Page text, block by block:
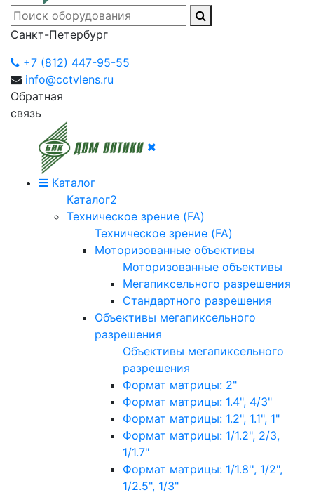
Санкт-Петербург
+7 (812) 447-95-55
info@cctvlens.ru
Обратная
связь
Каталог
Каталог2
Техническое зрение (FA)
Техническое зрение (FA)
Моторизованные объективы
Моторизованные объективы
Мегапиксельного разрешения
Стандартного разрешения
Объективы мегапиксельного
разрешения
Объективы мегапиксельного
разрешения
Формат матрицы: 2"
Формат матрицы: 1.4", 4/3"
Формат матрицы: 1.2", 1.1", 1"
Формат матрицы: 1/1.2", 2/3,
1/1.7"
Формат матрицы: 1/1.8'', 1/2",
1/2.5", 1/3"